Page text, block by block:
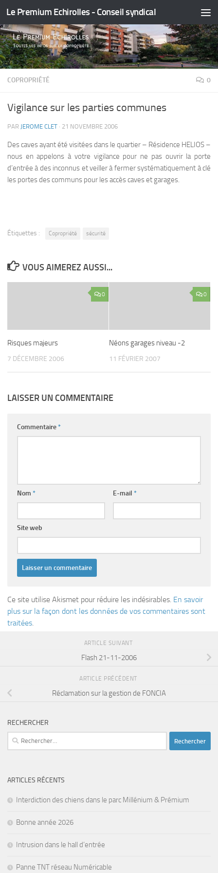
Skip to content
Le Premium Echirolles - Conseil syndical
COPROPRIÉTÉ 0
Vigilance sur les parties communes
PAR JEROME CLET · 21 NOVEMBRE 2006
Des caves ayant été visitées dans le quartier – Résidence HELIOS –
nous en appelons à votre vigilance pour ne pas ouvrir la porte
d’entrée à des inconnus et veiller à fermer systématiquement à clé
les portes des communs pour les accès caves et garages.
Étiquettes : Copropriété sécurité
VOUS AIMEREZ AUSSI...
0
Risques majeurs
7 DÉCEMBRE 2006
0
Néons garages niveau -2
11 FÉVRIER 2007
LAISSER UN COMMENTAIRE
Commentaire*
Nom * E-mail *
Site web
Ce site utilise Akismet pour réduire les indésirables. En savoir
plus sur la façon dont les données de vos commentaires sont
traitées.
ARTICLE SUIVANT
Flash 21-11-2006
ARTICLE PRÉCÉDENT
Réclamation sur la gestion de FONCIA
RECHERCHER
Rechercher :
ARTICLES RÉCENTS
Interdiction des chiens dans le parc Millénium & Prémium
Bonne année 2026
Intrusion dans le hall d’entrée
Panne TNT réseau Numéricable